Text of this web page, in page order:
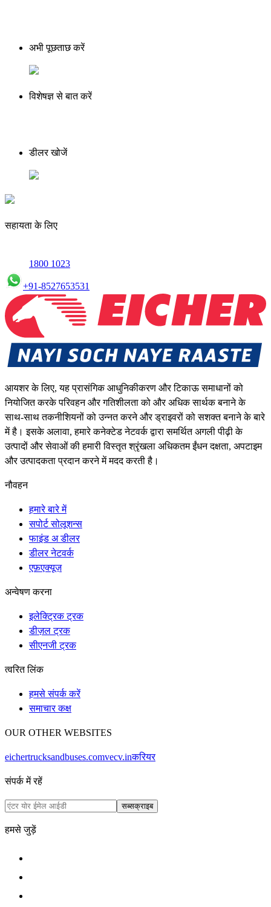
अभी पूछताछ करें
विशेषज्ञ से बात करें
डीलर खोजें
सहायता के लिए
1800 1023
+91-8527653531
आयशर के लिए, यह प्रासंगिक आधुनिकीकरण और टिकाऊ समाधानों को
नियोजित करके परिवहन और गतिशीलता को और अधिक सार्थक बनाने के
साथ-साथ तकनीशियनों को उन्नत करने और ड्राइवरों को सशक्त बनाने के बारे
में है। इसके अलावा, हमारे कनेक्टेड नेटवर्क द्वारा समर्थित अगली पीढ़ी के
उत्पादों और सेवाओं की हमारी विस्तृत श्रृंखला अधिकतम ईंधन दक्षता, अपटाइम
और उत्पादकता प्रदान करने में मदद करती है।
नौवहन
हमारे बारे में
सपोर्ट सोलूशन्स
फाइंड अ डीलर
डीलर नेटवर्क
एफ़एक्यूज़
अन्वेषण करना
इलेक्ट्रिक ट्रक
डीज़ल ट्रक
सीएनजी ट्रक
त्वरित लिंक
हमसे संपर्क करें
समाचार कक्ष
OUR OTHER WEBSITES
eichertrucksandbuses.comvecv.inकरियर
संपर्क में रहें
सब्सक्राइब
हमसे जुड़ें